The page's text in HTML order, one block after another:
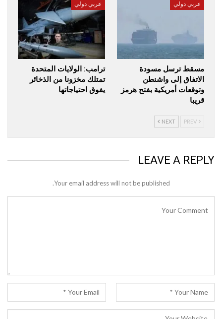
عربي دولي
مسقط ترسل مسودة
الاتفاق إلى واشنطن
وتوقعات أمريكية بفتح هرمز
قريبا
عربي دولي
ترامب: الولايات المتحدة
تمتلك مخزونا من الذخائر
يفوق احتياجاتها
NEXT
LEAVE A REPLY
Your email address will not be published.